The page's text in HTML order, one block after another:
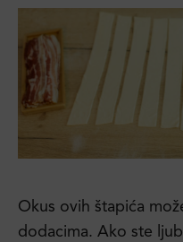
Okus ovih štapića
dodacima. Ako ste